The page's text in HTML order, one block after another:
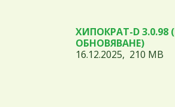
ХИПОКРАТ-D 3.0.98
ОБНОВЯВАНЕ)
16.12.2025, 210 MB